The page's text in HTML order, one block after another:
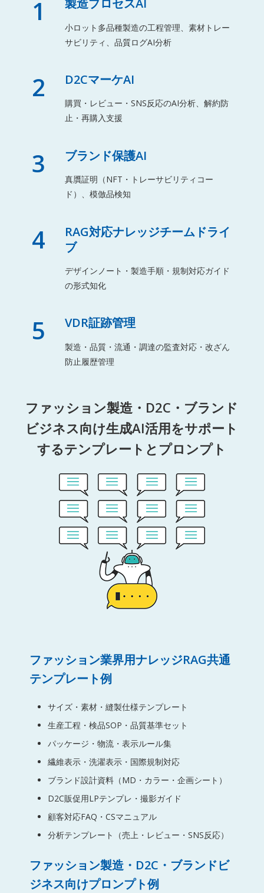
1 製造プロセスAI
小ロット多品種製造の工程管理、素材トレー
サビリティ、品質ログAI分析
2 D2CマーケAI
購買・レビュー・SNS反応のAI分析、解約防
止・再購入支援
3 ブランド保護AI
真贋証明（NFT・トレーサビリティコー
ド）、模倣品検知
4
RAG対応ナレッジチームドライ
ブ
デザインノート・製造手順・規制対応ガイド
の形式知化
5 VDR証跡管理
製造・品質・流通・調達の監査対応・改ざん
防止履歴管理
ファッション製造・D2C・ブランド
ビジネス向け生成AI活用をサポート
するテンプレートとプロンプト
ファッション業界用ナレッジRAG共通
テンプレート例
サイズ・素材・縫製仕様テンプレート
生産工程・検品SOP・品質基準セット
パッケージ・物流・表示ルール集
繊維表示・洗濯表示・国際規制対応
ブランド設計資料（MD・カラー・企画シート）
D2C販促用LPテンプレ・撮影ガイド
顧客対応FAQ・CSマニュアル
分析テンプレート（売上・レビュー・SNS反応）
ファッション製造・D2C・ブランドビ
ジネス向けプロンプト例